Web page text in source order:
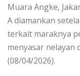
Muara Angke,
A diamankan
terkait maraknya
menyasar nelayan
(08/04/2026).